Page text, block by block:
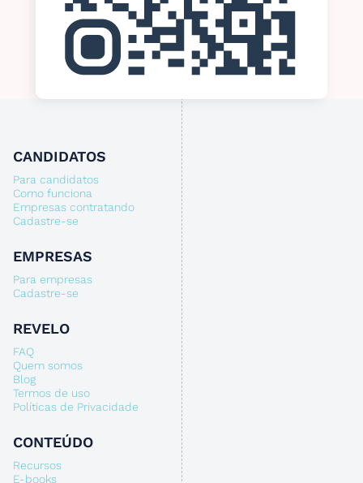
CANDIDATOS
Para candidatos
Como funciona
Empresas contratando
Cadastre-se
EMPRESAS
Para empresas
Cadastre-se
REVELO
FAQ
Quem somos
Blog
Termos de uso
Políticas de Privacidade
CONTEÚDO
Recursos
E-books